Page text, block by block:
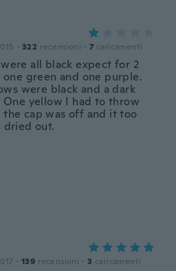
· 322 recensioni · 7 caricamenti
all black expect for 2
green and one purple.
were black and a dark
yellow I had to throw
the cap was off and it too
dried out.
· 139 recensioni · 3 caricamenti